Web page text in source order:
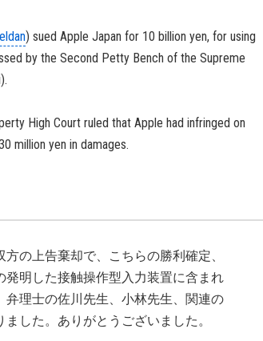
) sued Apple Japan for 10 billion yen, for using
by the Second Petty Bench of the Supreme
High Court ruled that Apple had infringed on
million yen in damages.
の上告棄却で、こちらの勝利確定、
発明した接触操作型入力装置に含まれ
理士の佐川先生、小林先生、関連の
した。ありがとうございました。